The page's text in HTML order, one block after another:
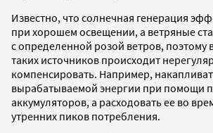
Известно, что солнечная генерация
при хорошем освещении, а ветряные
с определенной розой ветров, поэтому
таких источников происходит
компенсировать. Например,
вырабатываемой энергии при помощи
аккумуляторов, а расходовать ее во
утренних пиков потребления.